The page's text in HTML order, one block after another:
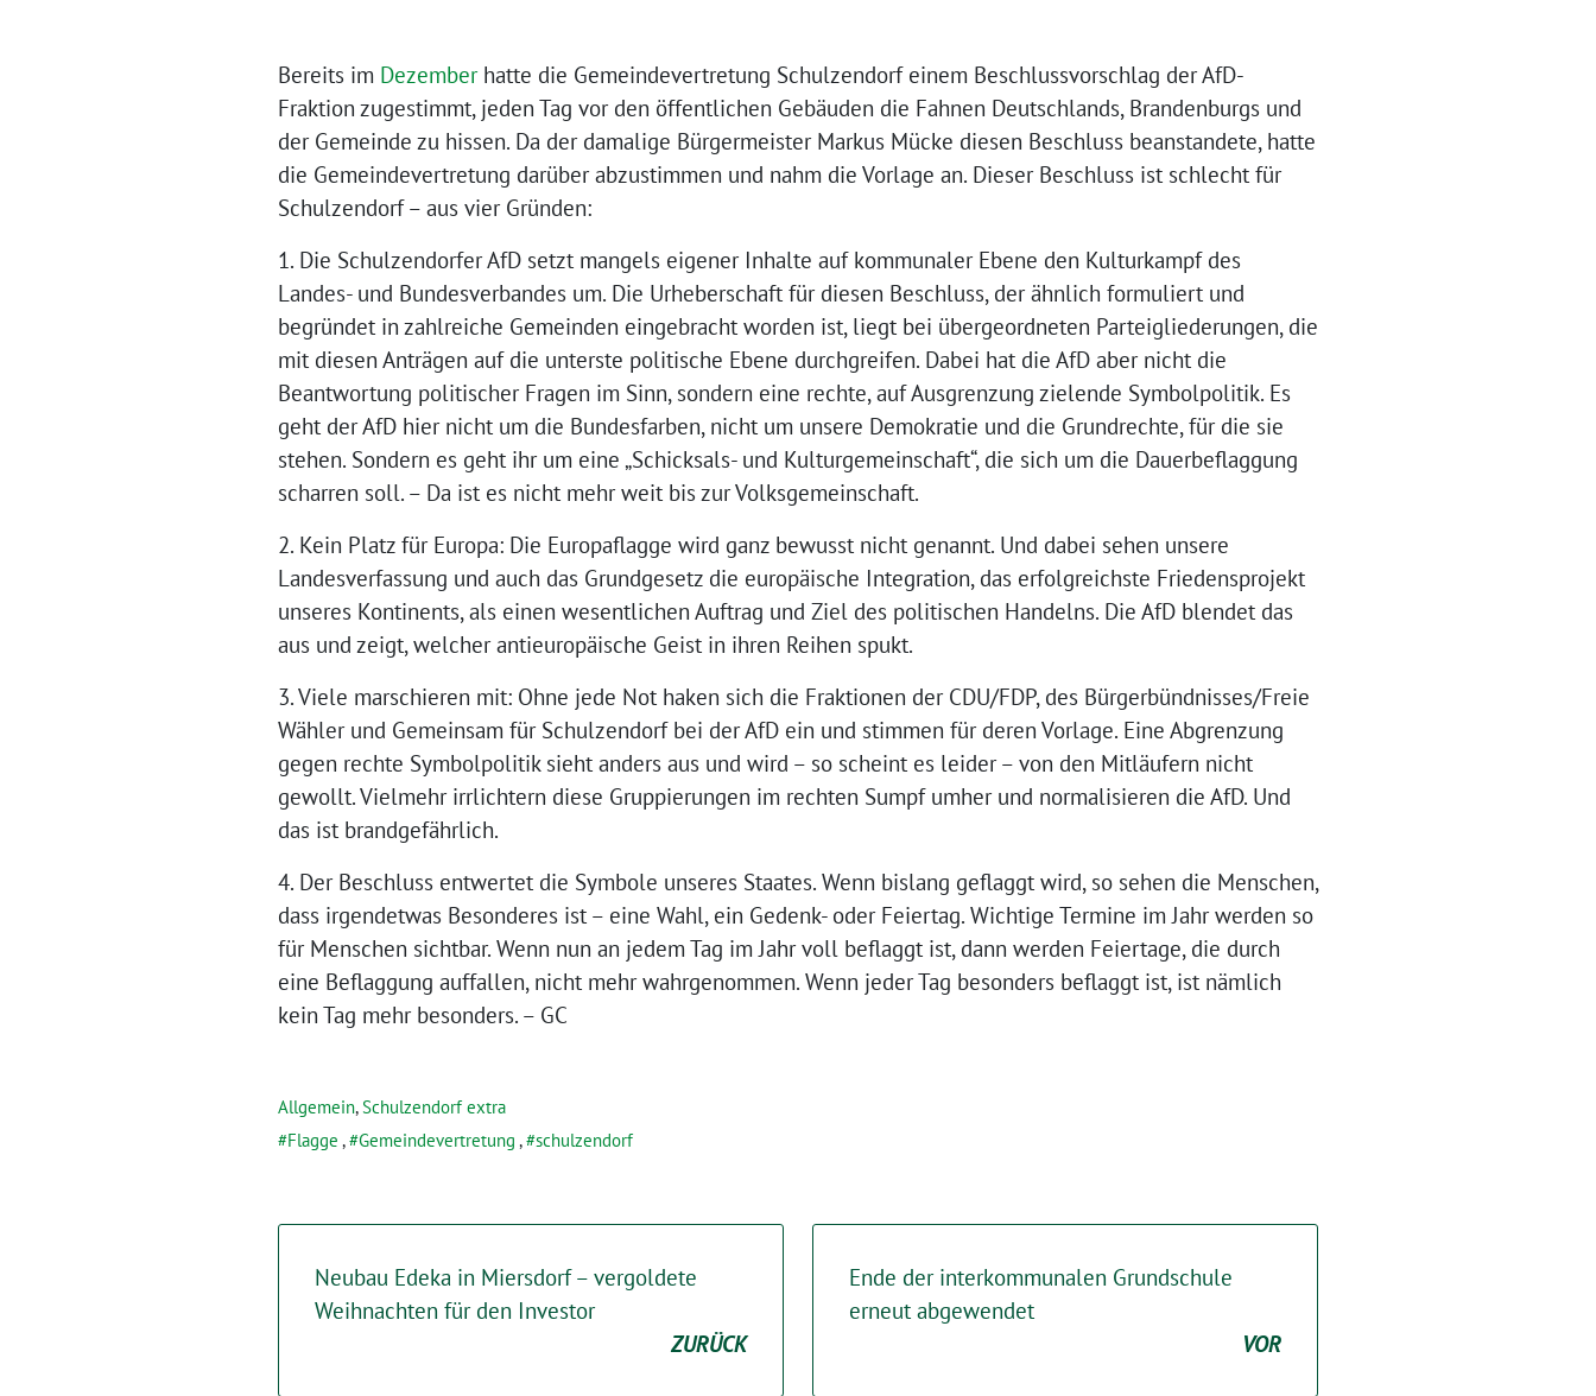
Bereits im Dezemberhatte die Gemeindevertretung Schulzendorf einem Beschlussvorschlag der AfD-
Fraktion zugestimmt, jeden Tag vor den öffentlichen Gebäuden die Fahnen Deutschlands, Brandenburgs und
der Gemeinde zu hissen. Da der damalige Bürgermeister Markus Mücke diesen Beschluss beanstandete, hatte
die Gemeindevertretung darüber abzustimmen und nahm die Vorlage an. Dieser Beschluss ist schlecht für
Schulzendorf – aus vier Gründen:
1. Die Schulzendorfer AfD setzt mangels eigener Inhalte auf kommunaler Ebene den Kulturkampf des
Landes- und Bundesverbandes um. Die Urheberschaft für diesen Beschluss, der ähnlich formuliert und
begründet in zahlreiche Gemeinden eingebracht worden ist, liegt bei übergeordneten Parteigliederungen, die
mit diesen Anträgen auf die unterste politische Ebene durchgreifen. Dabei hat die AfD aber nicht die
Beantwortung politischer Fragen im Sinn, sondern eine rechte, auf Ausgrenzung zielende Symbolpolitik. Es
geht der AfD hier nicht um die Bundesfarben, nicht um unsere Demokratie und die Grundrechte, für die sie
stehen. Sondern es geht ihr um eine „Schicksals- und Kulturgemeinschaft“, die sich um die Dauerbeflaggung
scharren soll. – Da ist es nicht mehr weit bis zur Volksgemeinschaft.
2. Kein Platz für Europa: Die Europaflagge wird ganz bewusst nicht genannt. Und dabei sehen unsere
Landesverfassung und auch das Grundgesetz die europäische Integration, das erfolgreichste Friedensprojekt
unseres Kontinents, als einen wesentlichen Auftrag und Ziel des politischen Handelns. Die AfD blendet das
aus und zeigt, welcher antieuropäische Geist in ihren Reihen spukt.
3. Viele marschieren mit: Ohne jede Not haken sich die Fraktionen der CDU/FDP, des Bürgerbündnisses/Freie
Wähler und Gemeinsam für Schulzendorf bei der AfD ein und stimmen für deren Vorlage. Eine Abgrenzung
gegen rechte Symbolpolitik sieht anders aus und wird – so scheint es leider – von den Mitläufern nicht
gewollt. Vielmehr irrlichtern diese Gruppierungen im rechten Sumpf umher und normalisieren die AfD. Und
das ist brandgefährlich.
4. Der Beschluss entwertet die Symbole unseres Staates. Wenn bislang geflaggt wird, so sehen die Menschen,
dass irgendetwas Besonderes ist – eine Wahl, ein Gedenk- oder Feiertag. Wichtige Termine im Jahr werden so
für Menschen sichtbar. Wenn nun an jedem Tag im Jahr voll beflaggt ist, dann werden Feiertage, die durch
eine Beflaggung auffallen, nicht mehr wahrgenommen. Wenn jeder Tag besonders beflaggt ist, ist nämlich
kein Tag mehr besonders. – GC
Allgemein,Schulzendorf extra
Flagge , Gemeindevertretung , schulzendorf
Neubau Edeka in Miersdorf – vergoldete
Weihnachten für den Investor
ZURÜCK
Ende der interkommunalen Grundschule
erneut abgewendet
VOR